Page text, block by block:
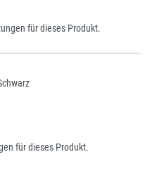
für dieses Produkt.
für dieses Produkt.